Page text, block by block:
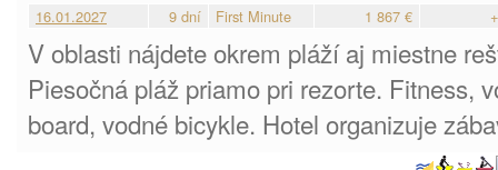
16.01.2027
9 dní First Minute 1 867 €
V oblasti nájdete okrem pláží aj miestne
Piesočná pláž priamo pri rezorte. Fitness,
board, vodné bicykle. Hotel organizuje